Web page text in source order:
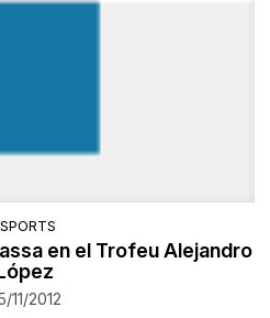
en el Trofeu Alejandro
11/2012